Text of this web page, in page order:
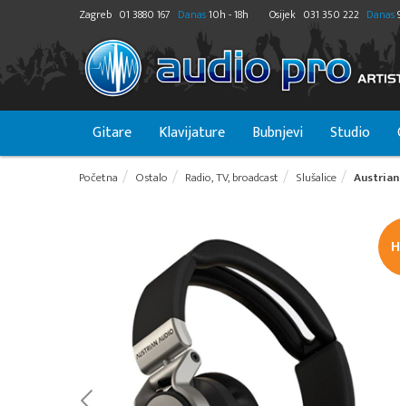
Zagreb 01 3880 167 Danas10h - 18h Osijek 031 350 222 Danas
Gitare Klavijature Bubnjevi Studio
Početna Ostalo Radio, TV, broadcast Slušalice